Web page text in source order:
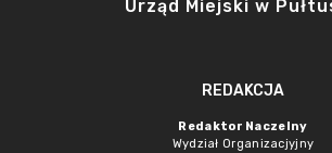
Urząd Miejski w
REDAKCJA
Redaktor Naczelny
Wydział Organizacjyjny